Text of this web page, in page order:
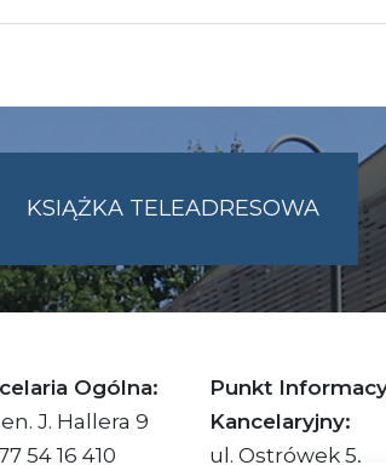
KSIĄŻKA TELEADRESOWA
Ogólna:
J. Hallera 9
54 16 410
Punkt
Kancelaryjny:
ul. Ostrówek 5,